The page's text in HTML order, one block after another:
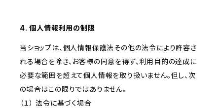
4. 個人情報利用の制限
当ショップは、個人情報保護法その他の法令により許容さ
れる場合を除き、お客様の同意を得ず、利用目的の達成に
必要な範囲を超えて個人情報を取り扱いません。但し、次
の場合はこの限りではありません。
（１） 法令に基づく場合